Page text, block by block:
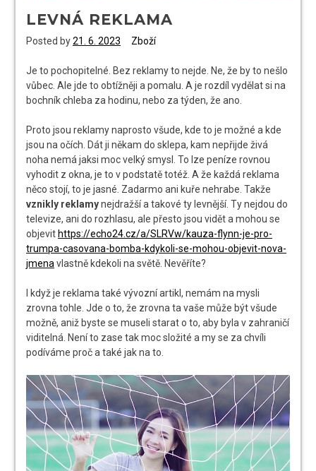
LEVNÁ REKLAMA
Posted by21. 6. 2023 Zboží
Je to pochopitelné. Bez reklamy to nejde. Ne, že by to nešlo
vůbec. Ale jde to obtížněji a pomalu. A je rozdíl vydělat si na
bochník chleba za hodinu, nebo za týden, že ano.
Proto jsou reklamy naprosto všude, kde to je možné a kde
jsou na očích. Dát ji někam do sklepa, kam nepřijde živá
noha nemá jaksi moc velký smysl. To lze peníze rovnou
vyhodit z okna, je to v podstatě totéž. A že každá reklama
něco stojí, to je jasné. Zadarmo ani kuře nehrabe. Takže
vznikly reklamynejdražší a takové ty levnější. Ty nejdou do
televize, ani do rozhlasu, ale přesto jsou vidět a mohou se
objevithttps://echo24.cz/a/SLRVw/kauza-flynn-je-pro-
trumpa-casovana-bomba-kdykoli-se-mohou-objevit-nova-
jmena vlastně kdekoli na světě. Nevěříte?
I když je reklama také vývozní artikl, nemám na mysli
zrovna tohle. Jde o to, že zrovna ta vaše může být všude
možně, aniž byste se museli starat o to, aby byla v zahraničí
viditelná. Není to zase tak moc složité a my se za chvíli
podíváme proč a také jak na to.